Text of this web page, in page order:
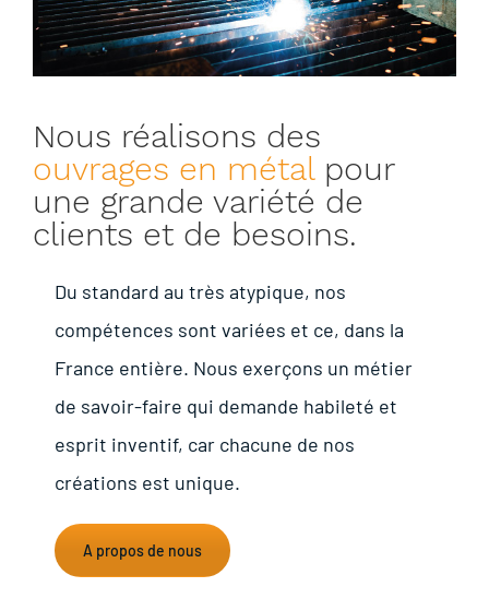
Nous réalisons des
ouvrages en métalpour
une grande variété de
clients et de besoins.
Du standard au très atypique, nos
compétences sont variées et ce, dans la
France entière. Nous exerçons un métier
de savoir-faire qui demande habileté et
esprit inventif, car chacune de nos
créations est unique.
A propos de nous